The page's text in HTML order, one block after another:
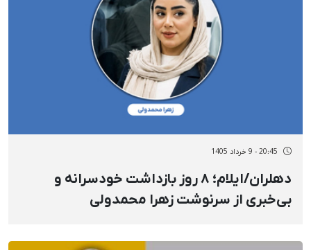
20:45 - 9 خرداد 1405
دهلران/ایلام؛ ۸ روز بازداشت خودسرانه و
بی‌خبری از سرنوشت زهرا محمدولی